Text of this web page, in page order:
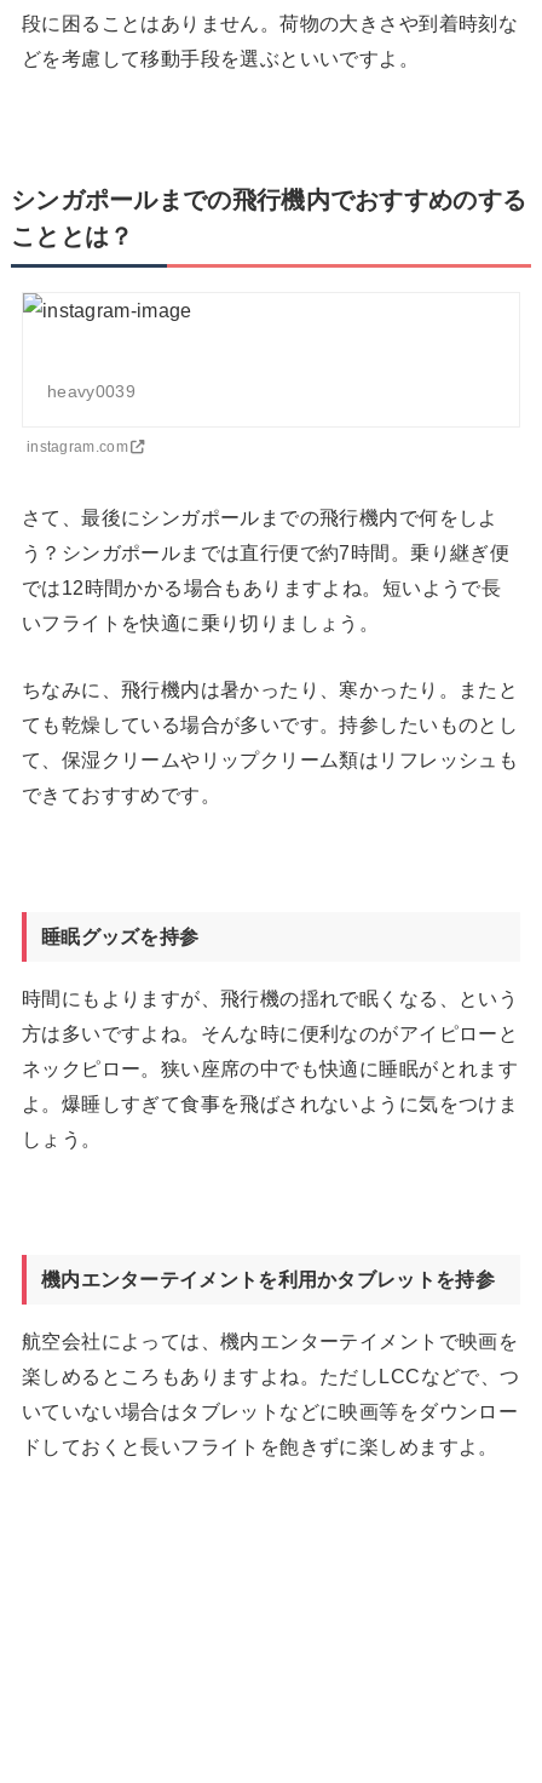
段に困ることはありません。荷物の大きさや到着時刻な
どを考慮して移動手段を選ぶといいですよ。
シンガポールまでの飛行機内でおすすめのする
こととは？
heavy0039
instagram.com
さて、最後にシンガポールまでの飛行機内で何をしよ
う？シンガポールまでは直行便で約7時間。乗り継ぎ便
では12時間かかる場合もありますよね。短いようで長
いフライトを快適に乗り切りましょう。
ちなみに、飛行機内は暑かったり、寒かったり。またと
ても乾燥している場合が多いです。持参したいものとし
て、保湿クリームやリップクリーム類はリフレッシュも
できておすすめです。
睡眠グッズを持参
時間にもよりますが、飛行機の揺れで眠くなる、という
方は多いですよね。そんな時に便利なのがアイピローと
ネックピロー。狭い座席の中でも快適に睡眠がとれます
よ。爆睡しすぎて食事を飛ばされないように気をつけま
しょう。
機内エンターテイメントを利用かタブレットを持参
航空会社によっては、機内エンターテイメントで映画を
楽しめるところもありますよね。ただしLCCなどで、つ
いていない場合はタブレットなどに映画等をダウンロー
ドしておくと長いフライトを飽きずに楽しめますよ。